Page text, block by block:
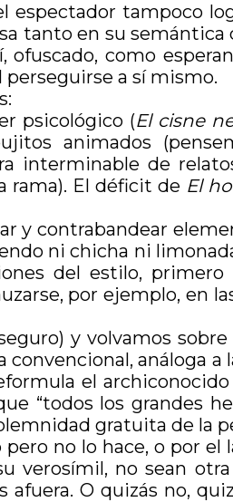
espectador tampoco
tanto en su semántica
como
a sí mismo.
psicológico (El cisne
animados
interminable de
rama). El déficit de El
y contrabandear
ni chicha ni
del estilo, primero
por ejemplo, en
y volvamos
análoga a
el
“todos los grandes
gratuita de la
no lo hace, o por el
verosímil, no sean
O quizás no,